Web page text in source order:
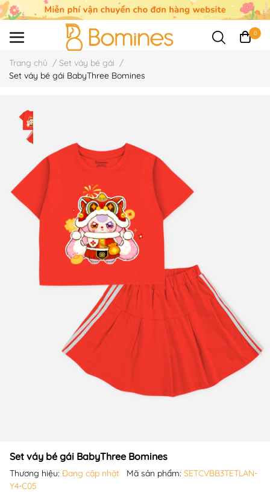
0
Trang chủ / Set váy bé gái /
Set váy bé gái BabyThree Bomines
Set váy bé gái BabyThree Bomines
Thương hiệu: Đang cập nhật Mã sản phẩm: SETCVBB3TETLAN-
Y4-C05